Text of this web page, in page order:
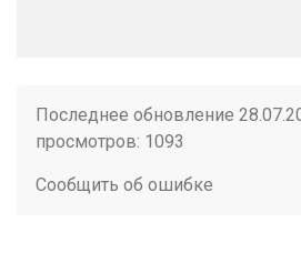
Последнее обновление
просмотров: 1093
Сообщить об ошибке